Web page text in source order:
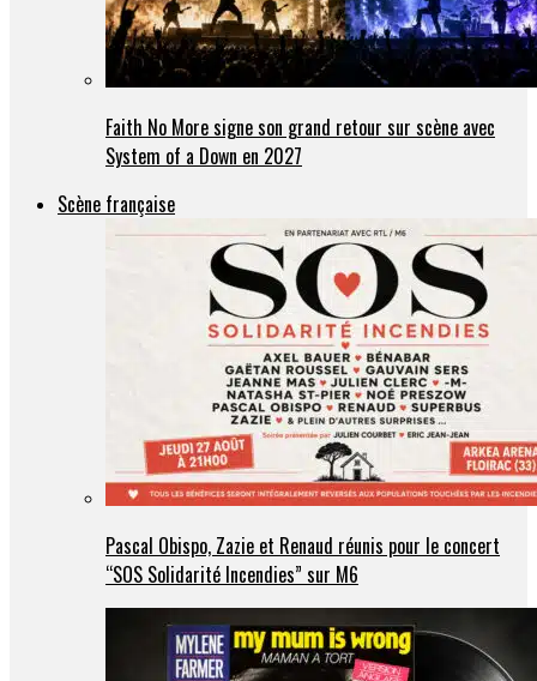
Faith No More signe son grand retour sur scène avec
System of a Down en 2027
Scène française
Pascal Obispo, Zazie et Renaud réunis pour le concert
“SOS Solidarité Incendies” sur M6